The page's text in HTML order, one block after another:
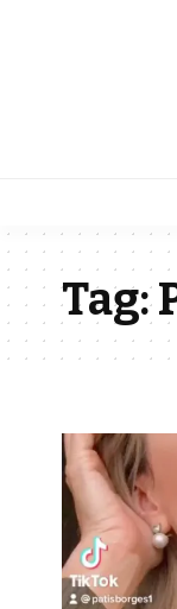
Tag: